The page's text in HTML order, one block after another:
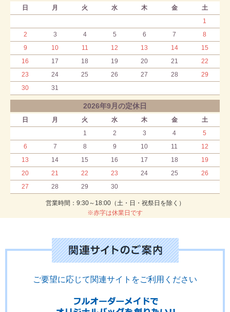
日 月 火 水 木 金
土
1
2
3 4 5 6 7
8
9
10 11 12 13 14
15
16
17 18 19 20 21
22
23
24 25 26 27 28
29
30
31
2026年9月の定休日
日 月 火 水 木 金
土
1
2 3 4
5
6
7 8 9 10 11
12
13
14 15 16 17 18
19
20
21 22 23 24 25
26
27
28 29 30
営業時間：9:30～18:00（土・日・祝祭日を除く）
※赤字は休業日です
ご要望に応じて関連サイトをご利用ください